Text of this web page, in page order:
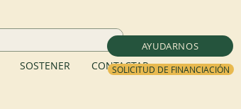
AYUDARNOS
SOLICITUD DE FINANCIACIÓN
SOSTENER CONTACTAR